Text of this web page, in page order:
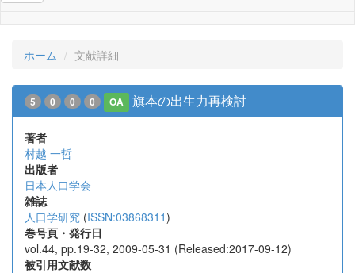
ホーム 文献詳細
5 0 0 0 OA 旗本の出生力再検討
著者
村越 一哲
出版者
日本人口学会
雑誌
人口学研究 (ISSN:03868311)
巻号頁・発行日
vol.44, pp.19-32, 2009-05-31 (Released:2017-09-12)
被引用文献数